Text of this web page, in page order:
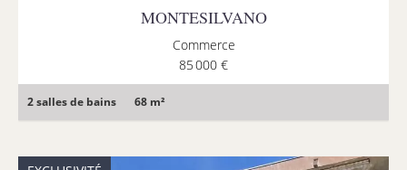
MONTESILVANO
Commerce
85 000 €
2 salles de bains 68 m²